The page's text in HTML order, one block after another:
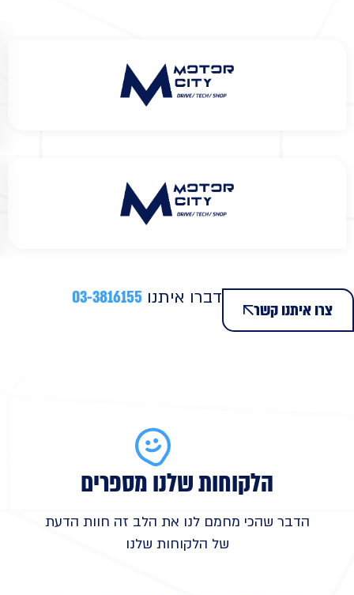
צרו איתנו קשר
דברו איתנו 03-3816155
הלקוחות שלנו מספרים
הדבר שהכי מחמם לנו את הלב זה חוות הדעת
של הלקוחות שלנו